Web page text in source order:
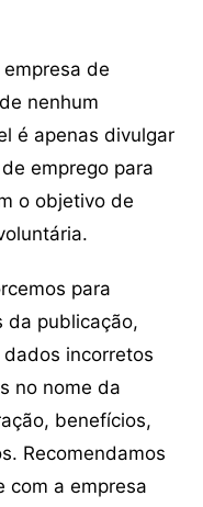
de
nenhum
é apenas divulgar
emprego para
o objetivo de
para
da publicação,
incorretos
no nome da
benefícios,
Recomendamos
com a empresa